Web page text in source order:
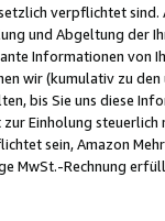
verpflichtet
und Abgeltung der
Informationen von
wir (kumulativ zu
bis Sie uns diese
Einholung
sein, Amazon
MwSt.-Rechnung